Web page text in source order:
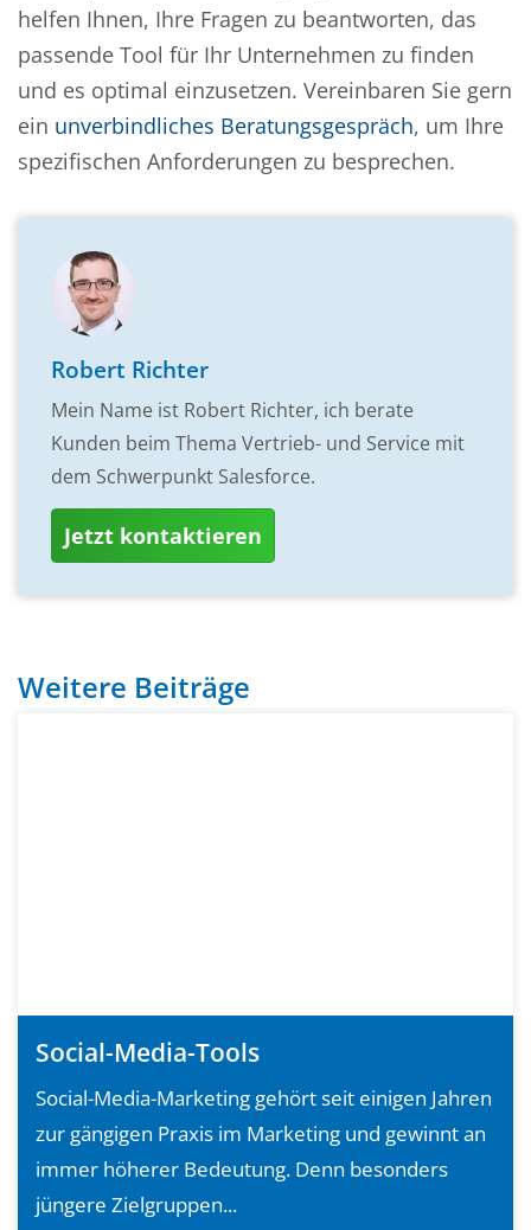
helfen Ihnen, Ihre Fragen zu beantworten, das
passende Tool für Ihr Unternehmen zu finden
und es optimal einzusetzen. Vereinbaren Sie gern
ein unverbindliches Beratungsgespräch, um Ihre
spezifischen Anforderungen zu besprechen.
Robert Richter
Mein Name ist Robert Richter, ich berate
Kunden beim Thema Vertrieb- und Service mit
dem Schwerpunkt Salesforce.
Jetzt kontaktieren
Weitere Beiträge
Social-Media-Tools
Social-Media-Marketing gehört seit einigen Jahren
zur gängigen Praxis im Marketing und gewinnt an
immer höherer Bedeutung. Denn besonders
jüngere Zielgruppen...